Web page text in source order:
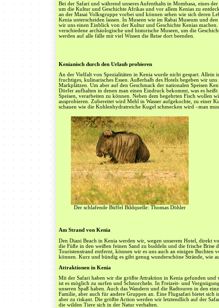
Bei der Safari und während unseres Aufenthalts in Mombasa, eines
um die Kultur und Geschichte Afrikas und vor allem Kenias zu
an der Masai Volksgruppe vorbei und können sehen wie sich deren
Kenia unterscheiden lassen. In Museen wie im Rabai Museum und
wir uns einen Einblick von der Kultur und Geschichte Kenias
verschiedene archäologische und historische Museen, um die
werden auf alle fälle mit viel Wissen die Reise dort beenden.
Kenianisch durch den Urlaub probieren
An der Vielfalt von Spezialitäten in Kenia wurde nicht gespart. Allein
fruchtiges, kulinarisches Essen. Außerhalb des Hotels begeben wir
Markplätzen. Um aber auf den Geschmack der nationalen Speisen
Dörfer aufhalten in denen man einen Eindruck bekommt, was es
Speisen, verarbeiten zu können. Neben dem begehrten Fisch wollen
ausprobieren. Zubereitet wird Mehl in Wasser aufgekochte, zu einer
schauen wie die Kohlenhydratreiche Kugel schmecken wird –man
Der schlafende Büffel Bildquelle: Thomas Döhler
Am Strand von Kenia
Den Diani Beach in Kenia werden wir, wegen unserem Hotel, direkt
die Füße in den weißen feinen Sand zu buddeln und die frische Brise
Touristenstrand entfernt, können wir es uns auch an einigen Buchten
können. Kurz und bündig es gibt genug wunderschöne Strände, wie
Attraktionen in Kenia
Mit der Safari haben wir die größte Attraktion in Kenia gefunden und
ist es möglich zu surfen und Schnorcheln. In Freizeit- und
unseren Spaß haben. Auch das Wandern und die Radtouren in den
Familie, aber auch für andere Gruppen an. Eine Flugsafari bietet sich
aber zu riskant. Die größte Action werden wir letztendlich auf der
die wilden Tiere sich in der Natur verhalten.